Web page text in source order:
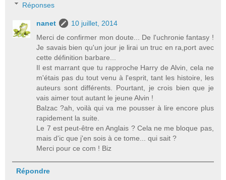
Réponses
nanet
10 juillet, 2014
Merci de confirmer mon doute... De l'uchronie fantasy !
Je savais bien qu'un jour je lirai un truc en ra,port avec
cette définition barbare...
Il est marrant que tu rapproche Harry de Alvin, cela ne
m'étais pas du tout venu à l'esprit, tant les histoire, les
auteurs sont différents. Pourtant, je crois bien que je
vais aimer tout autant le jeune Alvin !
Balzac ?ah, voilà qui va me pousser à lire encore plus
rapidement la suite.
Le 7 est peut-être en Anglais ? Cela ne me bloque pas,
mais d'ic que j'en sois à ce tome... qui sait ?
Merci pour ce com ! Biz
Répondre